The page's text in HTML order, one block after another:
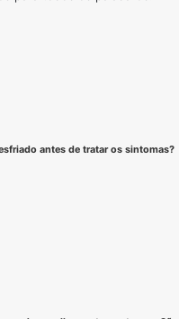
antes de tratar os sintomas?